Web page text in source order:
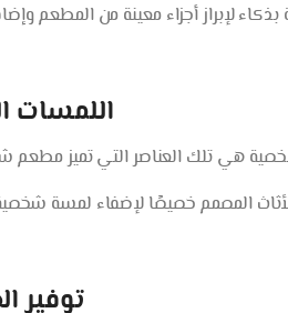
لإبراز أجزاء معينة من المطعم
اللمسات
هي تلك العناصر التي تميز مطعم
المصمم خصيصًا لإضفاء لمسة
توفير